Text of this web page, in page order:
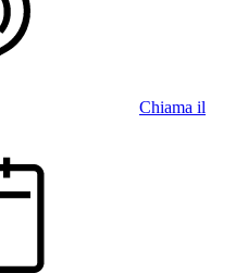
Chiama il